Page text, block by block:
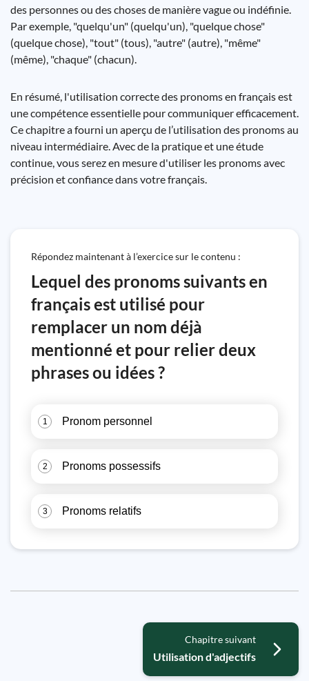
des personnes ou des choses de manière vague ou indéfinie.
Par exemple, "quelqu'un" (quelqu'un), "quelque chose"
(quelque chose), "tout" (tous), "autre" (autre), "même"
(même), "chaque" (chacun).
En résumé, l'utilisation correcte des pronoms en français est
une compétence essentielle pour communiquer efficacement.
Ce chapitre a fourni un aperçu de l’utilisation des pronoms au
niveau intermédiaire. Avec de la pratique et une étude
continue, vous serez en mesure d'utiliser les pronoms avec
précision et confiance dans votre français.
Répondez maintenant à l’exercice sur le contenu :
Lequel des pronoms suivants en
français est utilisé pour
remplacer un nom déjà
mentionné et pour relier deux
phrases ou idées ?
1 Pronom personnel
2 Pronoms possessifs
3 Pronoms relatifs
Chapitre suivant
Utilisation d'adjectifs